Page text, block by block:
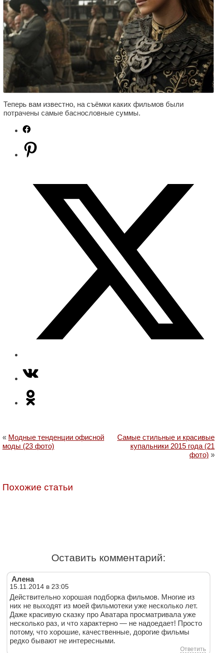
Теперь вам известно, на съёмки каких фильмов были
потрачены самые баснословные суммы.
« Модные тенденции офисной
моды (23 фото)
Самые стильные и красивые
купальники 2015 года (21
фото) »
Похожие статьи
Оставить комментарий:
Алена
15.11.2014 в 23:05
Действительно хорошая подборка фильмов. Многие из
них не выходят из моей фильмотеки уже несколько лет.
Даже красивую сказку про Аватара просматривала уже
несколько раз, и что характерно — не надоедает! Просто
потому, что хорошие, качественные, дорогие фильмы
редко бывают не интересными.
Ответить